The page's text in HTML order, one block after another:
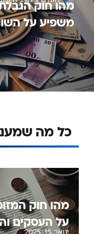
מהו חוק
משפיע על
כל מה
מהו חוק
על העסקים
ינואר 15, 2025